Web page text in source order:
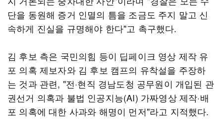
단을 동원해 증거 인멸의 틈을 조금도 주지 말고 신
속하게 진실을 규명해야 한다"고 촉구했다.
김 후보 측은 국민의힘 등이 딥페이크 영상 제작 유
포 의혹 제보자와 김 후보 캠프의 유착설을 주장하
는 것과 관련, "전·현직 경남도청 공무원이 개입된 관
권선거 의혹과 불법 인공지능(AI) 가짜영상 제작·배
포 의혹에 대한 사과와 해명이 먼저"라고 지적했다.